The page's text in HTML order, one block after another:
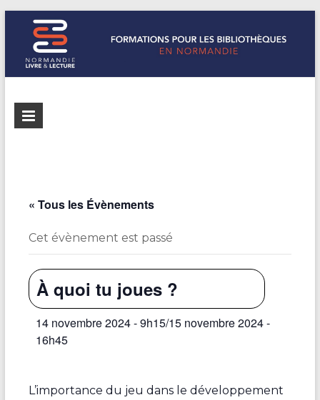
Formations
Normandie
Normandie
Livre &
bibliothèques
« Tous les Évènements
Cet évènement est passé
À quoi tu joues ?
14 novembre 2024 - 9h15/15 novembre 2024 -
16h45
L’importance du jeu dans le développement